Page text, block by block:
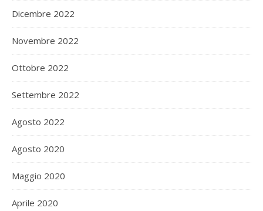
Dicembre 2022
Novembre 2022
Ottobre 2022
Settembre 2022
Agosto 2022
Agosto 2020
Maggio 2020
Aprile 2020